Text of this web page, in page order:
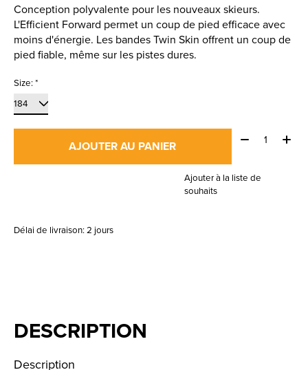
Conception polyvalente pour les nouveaux skieurs.
L'Efficient Forward permet un coup de pied efficace avec
moins d'énergie. Les bandes Twin Skin offrent un coup de
pied fiable, même sur les pistes dures.
Size:*
AJOUTER AU PANIER
Quantité:
Ajouter à la liste de
souhaits
Délai de livraison: 2 jours
DESCRIPTION
Description